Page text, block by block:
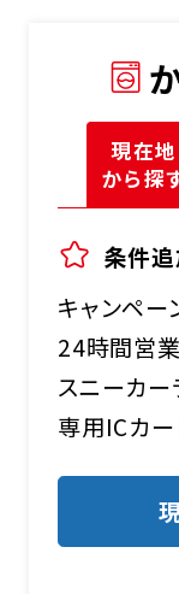
現在地
から探
条件
キャンペー
24時間営
スニーカー
専用ICカ